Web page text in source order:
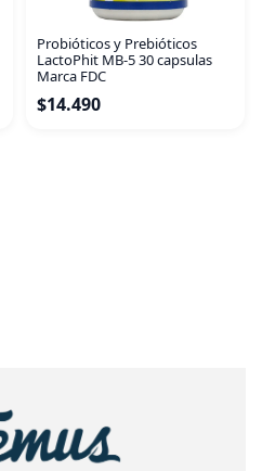
Probióticos y Prebióticos
LactoPhit MB-5 30 capsulas
Marca FDC
$14.490